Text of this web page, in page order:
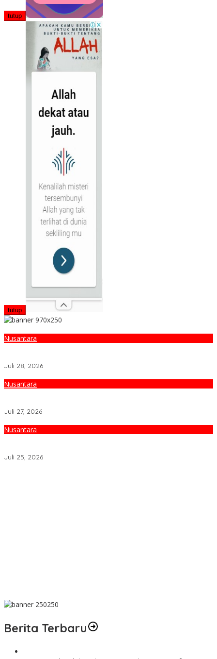
tutup
tutup
Nusantara
Juli 28, 2026
Nusantara
Juli 27, 2026
Nusantara
Juli 25, 2026
Berita Terbaru